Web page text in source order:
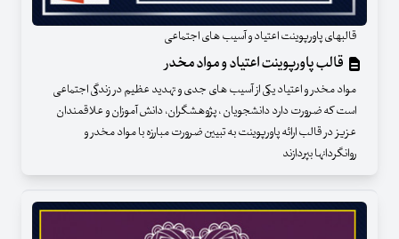
قالبهای پاورپوینت اعتیاد و آسیب های اجتماعی
قالب پاورپوینت اعتیاد و مواد مخدر
مواد مخدر و اعتیاد یکی از آسیب های جدی و تهدید عظیم در زندگی اجتماعی
است که ضرورت دارد دانشجویان ، پژوهشگران، دانش آموزان و علاقمندان
عزیز در قالب ارائه پاورپوینت به تبیین ضرورت مبارزه با مواد مخدر و
روانگردانها بپردازند